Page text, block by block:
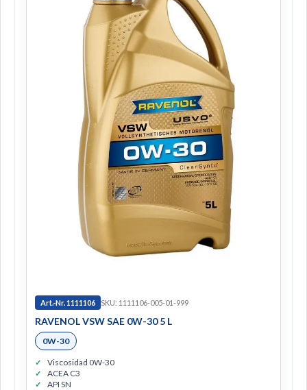
Art.-Nr. 1111106 SKU: 1111106-005-01-999
RAVENOL VSW SAE 0W-30 5 L
0W-30
Viscosidad 0W-30
ACEA C3
API SN